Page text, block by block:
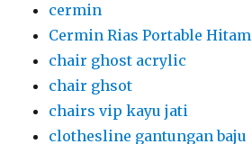
cermin
Cermin Rias Portable Hitam
chair ghost acrylic
chair ghsot
chairs vip kayu jati
clothesline gantungan baju